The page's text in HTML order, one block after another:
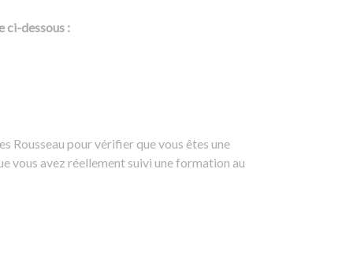
ci-dessous :
Rousseau pour vérifier que vous êtes une
vous avez réellement suivi une formation au